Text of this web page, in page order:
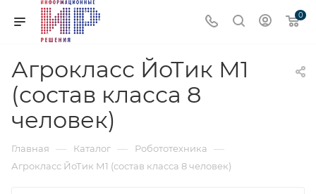
0
Агрокласс ЙоТик М1
(состав класса 8
человек)
Главная — Каталог — Робототехника —
Агрокласс ЙоТик М1 (состав класса 8 человек)